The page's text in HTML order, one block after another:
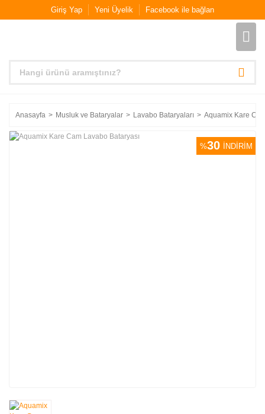
Giriş Yap Yeni Üyelik Facebook ile bağlan
Anasayfa Musluk ve Bataryalar Lavabo Bataryaları Aquamix Kare
%30 İNDİRİM